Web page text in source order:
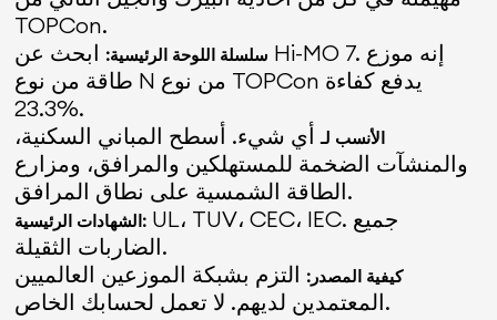
TOPCon.
سلسلة اللوحة الرئيسية: ابحث عن Hi-MO 7. إنه موزع
طاقة من نوع N من نوع TOPCon يدفع كفاءة
23.3%.
الأنسب لـأي شيء. أسطح المباني السكنية،
والمنشآت الضخمة للمستهلكين والمرافق، ومزارع
الطاقة الشمسية على نطاق المرافق.
الشهادات الرئيسية: UL، TUV، CEC، IEC. جميع
الضاربات الثقيلة.
كيفية المصدر: التزم بشبكة الموزعين العالميين
المعتمدين لديهم. لا تعمل لحسابك الخاص.